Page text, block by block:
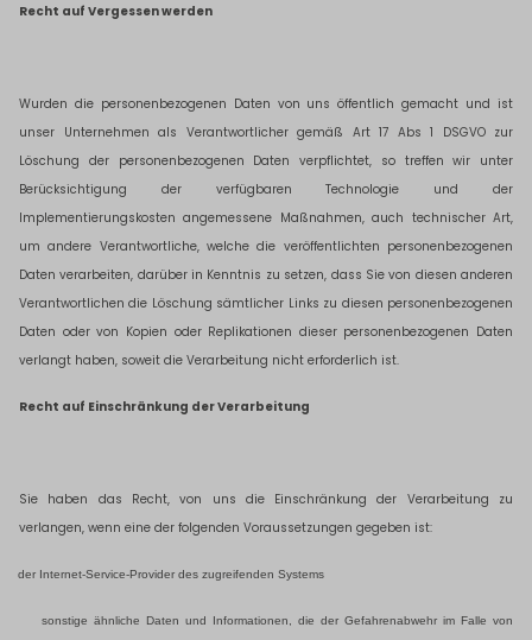
Recht auf Vergessen werden
Wurden die personenbezogenen Daten von uns öffentlich gemacht und ist
unser Unternehmen als Verantwortlicher gemäß Art 17 Abs 1 DSGVO zur
Löschung der personenbezogenen Daten verpflichtet, so treffen wir unter
Berücksichtigung der verfügbaren Technologie und der
Implementierungskosten angemessene Maßnahmen, auch technischer Art,
um andere Verantwortliche, welche die veröffentlichten personenbezogenen
Daten verarbeiten, darüber in Kenntnis zu setzen, dass Sie von diesen anderen
Verantwortlichen die Löschung sämtlicher Links zu diesen personenbezogenen
Daten oder von Kopien oder Replikationen dieser personenbezogenen Daten
verlangt haben, soweit die Verarbeitung nicht erforderlich ist.
Recht auf Einschränkung der Verarbeitung
Sie haben das Recht, von uns die Einschränkung der Verarbeitung zu
verlangen, wenn eine der folgenden Voraussetzungen gegeben ist:
der Internet-Service-Provider des zugreifenden Systems
sonstige ähnliche Daten und Informationen, die der Gefahrenabwehr im Falle von